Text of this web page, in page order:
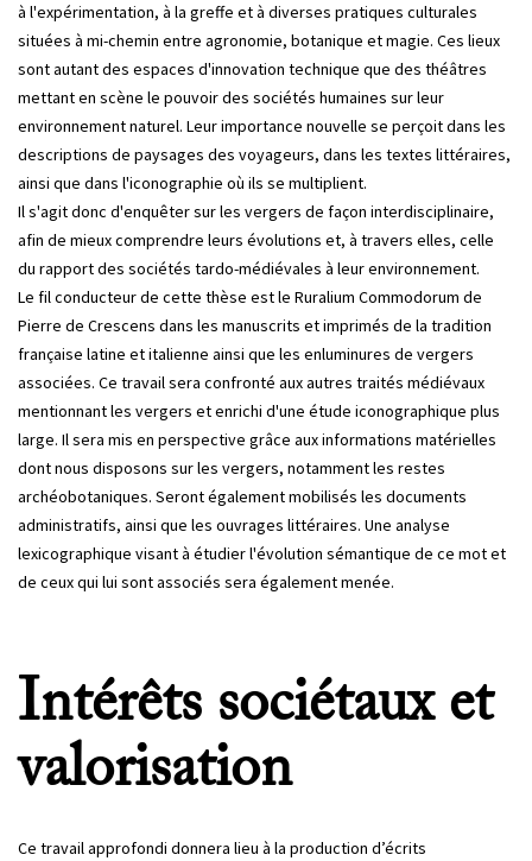
à l'expérimentation, à la greffe et à diverses pratiques culturales
situées à mi-chemin entre agronomie, botanique et magie. Ces lieux
sont autant des espaces d'innovation technique que des théâtres
mettant en scène le pouvoir des sociétés humaines sur leur
environnement naturel. Leur importance nouvelle se perçoit dans les
descriptions de paysages des voyageurs, dans les textes littéraires,
ainsi que dans l'iconographie où ils se multiplient.
Il s'agit donc d'enquêter sur les vergers de façon interdisciplinaire,
afin de mieux comprendre leurs évolutions et, à travers elles, celle
du rapport des sociétés tardo-médiévales à leur environnement.
Le fil conducteur de cette thèse est le Ruralium Commodorum de
Pierre de Crescens dans les manuscrits et imprimés de la tradition
française latine et italienne ainsi que les enluminures de vergers
associées. Ce travail sera confronté aux autres traités médiévaux
mentionnant les vergers et enrichi d'une étude iconographique plus
large. Il sera mis en perspective grâce aux informations matérielles
dont nous disposons sur les vergers, notamment les restes
archéobotaniques. Seront également mobilisés les documents
administratifs, ainsi que les ouvrages littéraires. Une analyse
lexicographique visant à étudier l'évolution sémantique de ce mot et
de ceux qui lui sont associés sera également menée.
Intérêts sociétaux et
valorisation
Ce travail approfondi donnera lieu à la production d’écrits